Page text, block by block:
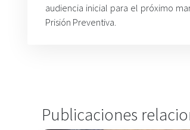
audiencia inicial para el próximo
Prisión Preventiva.
Publicaciones